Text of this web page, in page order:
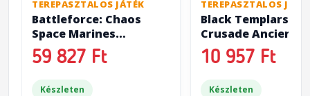
TEREPASZTALOS JÁTÉK
Battleforce: Chaos
Space Marines
Warband
59 827 Ft
Készleten
TEREPASZTALOS
Black Templars:
Crusade Ancient
10 957 Ft
Készleten